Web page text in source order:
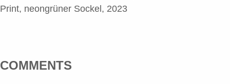
Print, neongrüner Sockel, 2023
COMMENTS